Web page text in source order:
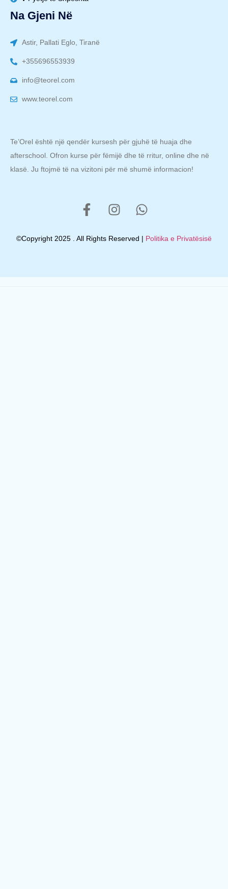
Na Gjeni Në
Astir, Pallati Eglo, Tiranë
+355696553939
info@teorel.com
www.teorel.com
Te’Orel është një qendër kursesh për gjuhë të huaja dhe
afterschool. Ofron kurse për fëmijë dhe të rritur, online dhe në
klasë. Ju ftojmë të na vizitoni për më shumë informacion!
©Copyright 2025 . All Rights Reserved | Politika e Privatësisë